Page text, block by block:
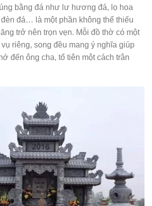
bằng đá như lư hương đá, lọ hoa
đá… là một phần không thể thiếu
trở nên trọn vẹn. Mỗi đồ thờ có một
riêng, song đều mang ý nghĩa giúp
đến ông cha, tổ tiên một cách trân